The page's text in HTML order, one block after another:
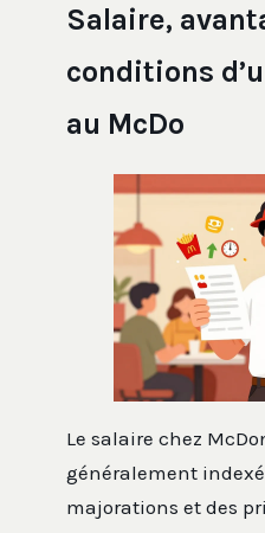
Salaire,
conditions
au McDo
Le salaire chez
généralement indexé
majorations et des